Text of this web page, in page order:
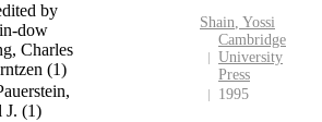
by
dow
Charles
(1)
J. (1)
Shain, Yossi
Cambridge
University
Press
1995